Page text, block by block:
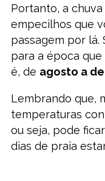
Portanto, a
empecilhos que
passagem por lá.
para a época que
é, de agosto a
Lembrando que,
temperaturas
ou seja, pode
dias de praia